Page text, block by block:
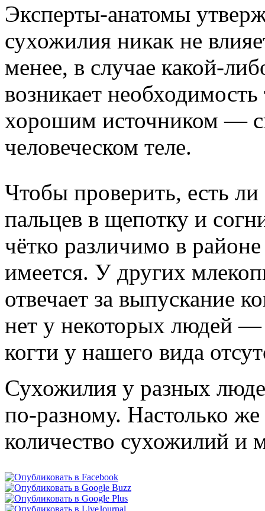
Эксперты-анатомы
сухожилия никак не
менее, в случае какой-
возникает
хорошим источником —
человеческом теле.
Чтобы проверить, есть ли
пальцев в щепотку и
чётко различимо в
имеется. У других
отвечает за выпускание
нет у некоторых людей —
когти у нашего вида
Сухожилия у разных
по-разному. Настолько
количество сухожилий и